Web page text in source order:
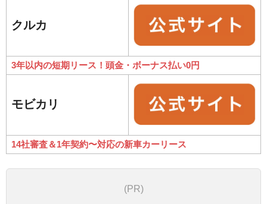
クルカ
3年以内の短期リース！頭金・ボーナス払い0円
モビカリ
14社審査＆1年契約〜対応の新車カーリース
(PR)